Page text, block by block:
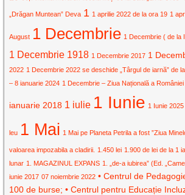
„Drăgan Muntean” Deva 1 1 aprilie 2022 de la ora 19 1
August 1 Decembrie 1 Decembrie ( de la
1 Decembrie 1918 1 Decembrie 2017 1
2022 1 Decembrie 2022 se deschide „Târgul de iarnă” de
– 8 ianuarie 2024 1 Decembrie – Ziua Națională a României
ianuarie 2018 1 iulie 1 Iunie 1 Iunie 2025
leu 1 Mai 1 Mai pe Planeta Petrila a fost ”Ziua
valoarea impozabila a cladirii. 1.450 lei 1.900 de lei de la 1
lunar 1. MAGAZINUL EXPANS 1. „de-a iubirea” (Ed.
iunie 2017 07 noiembrie 2022 • Centrul de
100 de burse; • Centrul pentru Educație